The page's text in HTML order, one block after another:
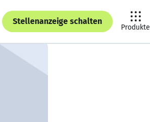
Stellenanzeige schalten
Produkte